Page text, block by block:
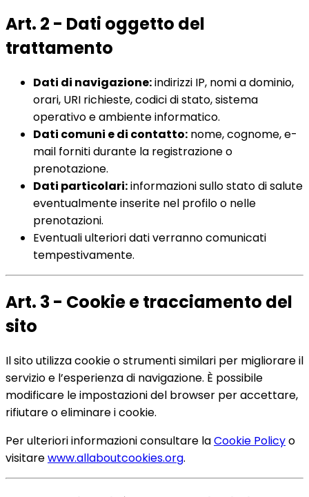
Art. 2 - Dati oggetto del
trattamento
Dati di navigazione:indirizzi IP, nomi a dominio,
orari, URI richieste, codici di stato, sistema
operativo e ambiente informatico.
Dati comuni e di contatto: nome, cognome, e-
mail forniti durante la registrazione o
prenotazione.
Dati particolari:informazioni sullo stato di salute
eventualmente inserite nel profilo o nelle
prenotazioni.
Eventuali ulteriori dati verranno comunicati
tempestivamente.
Art. 3 - Cookie e tracciamento del
sito
Il sito utilizza cookie o strumenti similari per migliorare il
servizio e l’esperienza di navigazione. È possibile
modificare le impostazioni del browser per accettare,
rifiutare o eliminare i cookie.
Per ulteriori informazioni consultare laCookie Policyo
visitarewww.allaboutcookies.org.